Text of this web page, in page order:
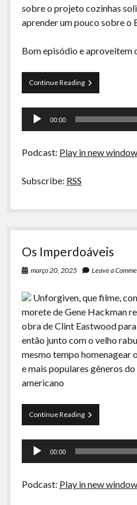
Especiais
Preliminares
sobre o projeto cozinhas
aprender um pouco sobre o
Bom episódio e aproveitem
Continue ReadingLa
Siesta
Barreado,
Solidárias
Tocador
00:00
Podcast: Play in new window
Subscribe: RSS
Os Imperdoáveis
março 20, 2025 Leave a
Unforgiven, que filme,
morete de Gene Hackman
obra de Clint Eastwood
então junto com o velho
mesmo tempo homenagear
e mais populares gêneros
americano
Continue ReadingOs
Imperdoáveis
Tocador
00:00
Podcast: Play in new window